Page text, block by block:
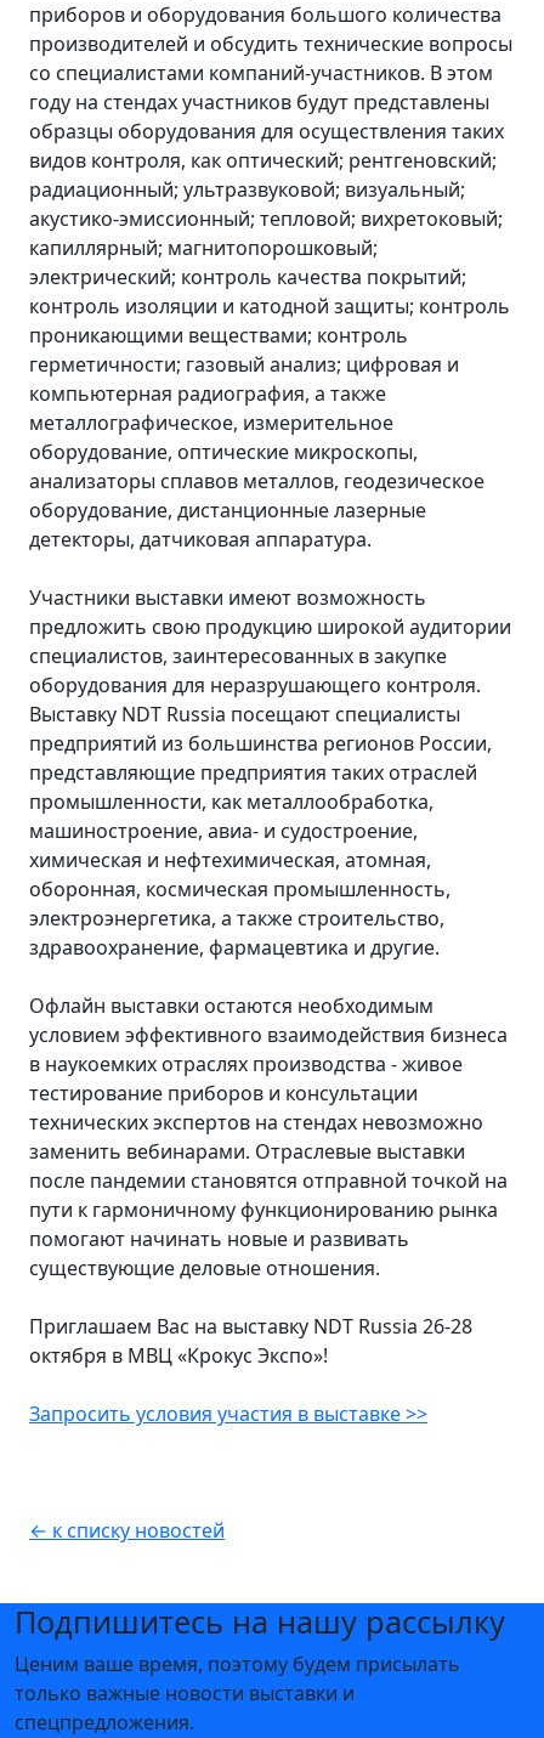
приборов и оборудования большого количества
производителей и обсудить технические вопросы
со специалистами компаний-участников. В этом
году на стендах участников будут представлены
образцы оборудования для осуществления таких
видов контроля, как оптический; рентгеновский;
радиационный; ультразвуковой; визуальный;
акустико-эмиссионный; тепловой; вихретоковый;
капиллярный; магнитопорошковый;
электрический; контроль качества покрытий;
контроль изоляции и катодной защиты; контроль
проникающими веществами; контроль
герметичности; газовый анализ; цифровая и
компьютерная радиография, а также
металлографическое, измерительное
оборудование, оптические микроскопы,
анализаторы сплавов металлов, геодезическое
оборудование, дистанционные лазерные
детекторы, датчиковая аппаратура.
Участники выставки имеют возможность
предложить свою продукцию широкой аудитории
специалистов, заинтересованных в закупке
оборудования для неразрушающего контроля.
Выставку NDT Russia посещают специалисты
предприятий из большинства регионов России,
представляющие предприятия таких отраслей
промышленности, как металлообработка,
машиностроение, авиа- и судостроение,
химическая и нефтехимическая, атомная,
оборонная, космическая промышленность,
электроэнергетика, а также строительство,
здравоохранение, фармацевтика и другие.
Офлайн выставки остаются необходимым
условием эффективного взаимодействия бизнеса
в наукоемких отраслях производства - живое
тестирование приборов и консультации
технических экспертов на стендах невозможно
заменить вебинарами. Отраслевые выставки
после пандемии становятся отправной точкой на
пути к гармоничному функционированию рынка
помогают начинать новые и развивать
существующие деловые отношения.
Приглашаем Вас на выставку NDT Russia 26-28
октября в МВЦ «Крокус Экспо»!
Запросить условия участия в выставке >>
← к списку новостей
Подпишитесь на нашу рассылку
Ценим ваше время, поэтому будем присылать
только важные новости выставки и
спецпредложения.